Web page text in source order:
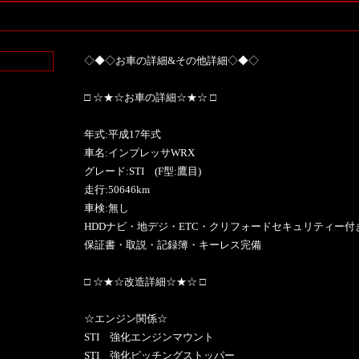
◇◆◇お車の詳細&その他詳細◇◆◇
□ ☆★☆お車の詳細☆★☆ □
年式:平成17年式
車名:インプレッサWRX
グレード:STI (F型:鷹目)
走行:50646km
車検:無し
HDDナビ・地デジ・ETC・クリフォードセキュリティー付
保証書・取説・記録簿・キーレス完備
□ ☆★☆改造詳細☆★☆ □
☆エンジン関係☆
STI 強化エンジンマウント
STI 強化ピッチングストッパー